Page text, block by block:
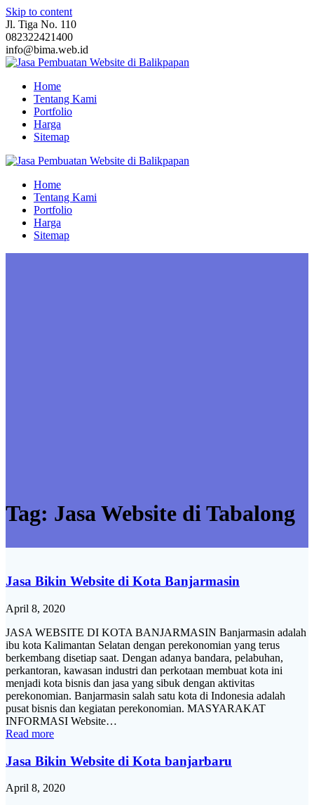
Skip to content
Jl. Tiga No. 110
082322421400
info@bima.web.id
Home
Tentang Kami
Portfolio
Harga
Sitemap
Home
Tentang Kami
Portfolio
Harga
Sitemap
Tag: Jasa Website di Tabalong
Jasa Bikin Website di Kota Banjarmasin
April 8, 2020
JASA WEBSITE DI KOTA BANJARMASIN Banjarmasin adalah
ibu kota Kalimantan Selatan dengan perekonomian yang terus
berkembang disetiap saat. Dengan adanya bandara, pelabuhan,
perkantoran, kawasan industri dan perkotaan membuat kota ini
menjadi kota bisnis dan jasa yang sibuk dengan aktivitas
perekonomian. Banjarmasin salah satu kota di Indonesia adalah
pusat bisnis dan kegiatan perekonomian. MASYARAKAT
INFORMASI Website…
Read more
Jasa Bikin Website di Kota banjarbaru
April 8, 2020